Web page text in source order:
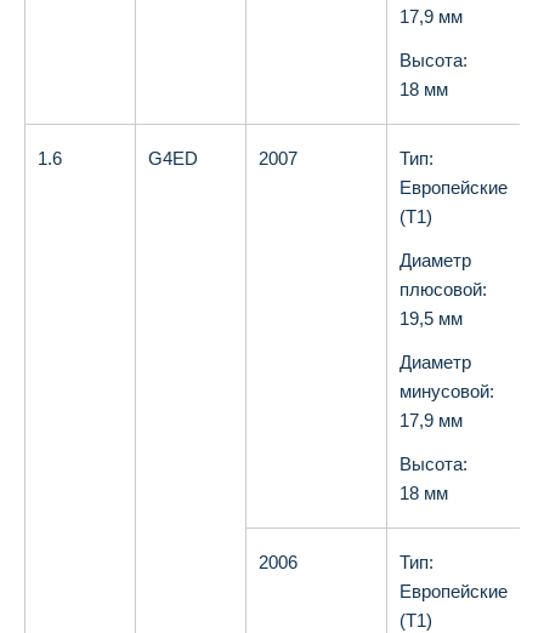
17,9 мм
Высота:
18 мм
1.6 G4ED 2007
Тип:
Европейские
(T1)
Диаметр
плюсовой:
19,5 мм
Диаметр
минусовой:
17,9 мм
Высота:
18 мм
2006
Тип:
Европейские
(T1)